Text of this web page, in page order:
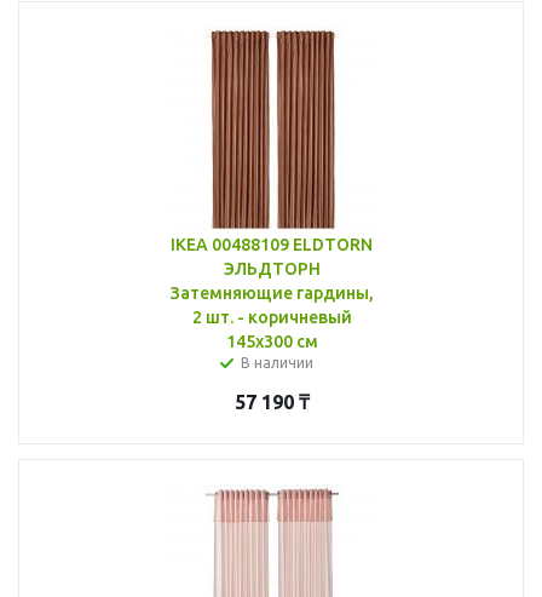
IKEA 00488109 ELDTORN
ЭЛЬДТОРН
Затемняющие гардины,
2 шт. - коричневый
145x300 см
В наличии
57 190₸